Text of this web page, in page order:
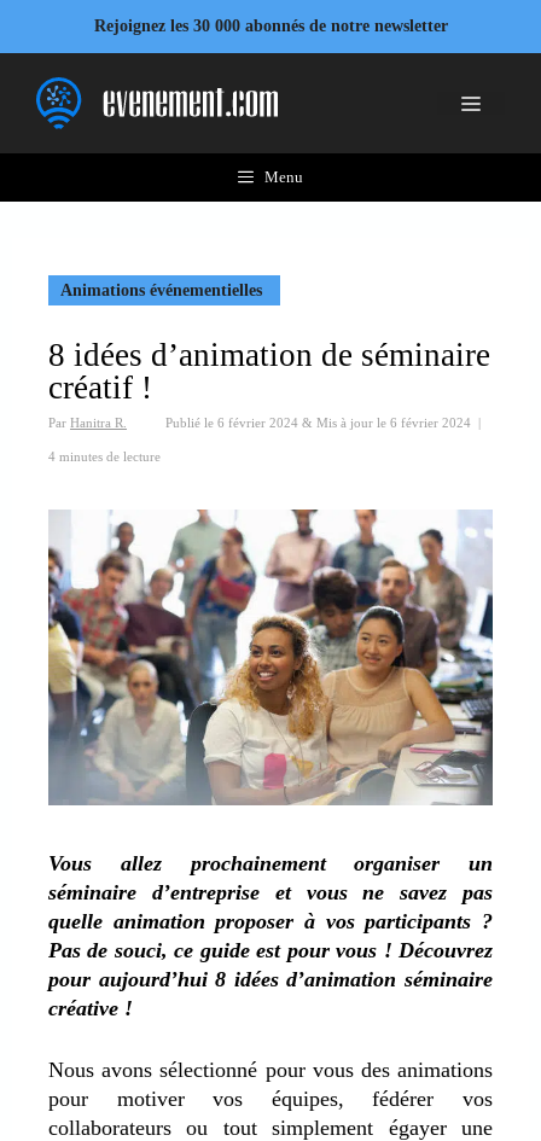
contenu
Rejoignez les 30 000 abonnés de notre newsletter
Menu
Menu
Animations événementielles
8 idées d’animation de séminaire
créatif !
Par Hanitra R. Publié le 6 février 2024 & Mis à jour le 6 février 2024 |
4 minutes de lecture
Vous allez prochainement organiser un
séminaire d’entreprise et vous ne savez pas
quelle animation proposer à vos participants ?
Pas de souci, ce guide est pour vous ! Découvrez
pour aujourd’hui 8 idées d’animation séminaire
créative !
Nous avons sélectionné pour vous des animations
pour motiver vos équipes, fédérer vos
collaborateurs ou tout simplement égayer une